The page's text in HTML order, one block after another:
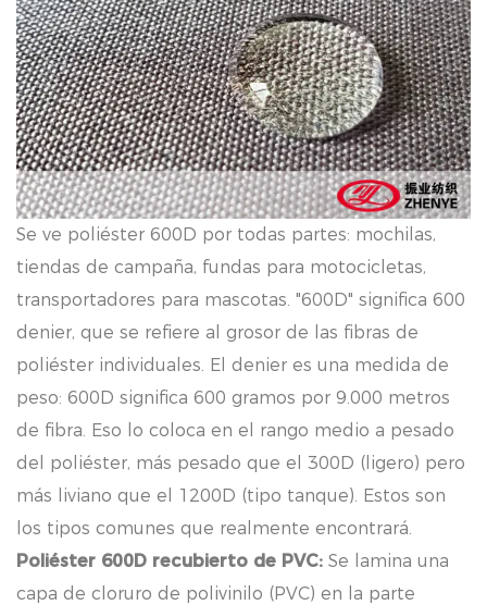
Se ve poliéster 600D por todas partes: mochilas,
tiendas de campaña, fundas para motocicletas,
transportadores para mascotas. "600D" significa 600
denier, que se refiere al grosor de las fibras de
poliéster individuales. El denier es una medida de
peso: 600D significa 600 gramos por 9.000 metros
de fibra. Eso lo coloca en el rango medio a pesado
del poliéster, más pesado que el 300D (ligero) pero
más liviano que el 1200D (tipo tanque). Estos son
los tipos comunes que realmente encontrará.
Poliéster 600D recubierto de PVC: Se lamina una
capa de cloruro de polivinilo (PVC) en la parte